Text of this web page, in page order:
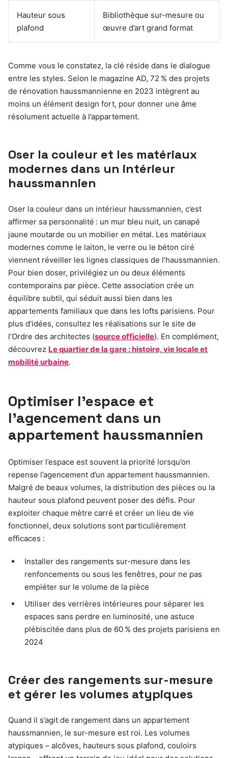
Hauteur sous
plafond
Bibliothèque sur-mesure ou
œuvre d’art grand format
Comme vous le constatez, la clé réside dans le dialogue
entre les styles. Selon le magazine AD, 72 % des projets
de rénovation haussmannienne en 2023 intègrent au
moins un élément design fort, pour donner une âme
résolument actuelle à l’appartement.
Oser la couleur et les matériaux
modernes dans un intérieur
haussmannien
Oser la couleur dans un intérieur haussmannien, c’est
affirmer sa personnalité : un mur bleu nuit, un canapé
jaune moutarde ou un mobilier en métal. Les matériaux
modernes comme le laiton, le verre ou le béton ciré
viennent réveiller les lignes classiques de l’haussmannien.
Pour bien doser, privilégiez un ou deux éléments
contemporains par pièce. Cette association crée un
équilibre subtil, qui séduit aussi bien dans les
appartements familiaux que dans les lofts parisiens. Pour
plus d’idées, consultez les réalisations sur le site de
l’Ordre des architectes (source officielle). En complément,
découvrez Le quartier de la gare : histoire, vie locale et
mobilité urbaine.
Optimiser l’espace et
l’agencement dans un
appartement haussmannien
Optimiser l’espace est souvent la priorité lorsqu’on
repense l’agencement d’un appartement haussmannien.
Malgré de beaux volumes, la distribution des pièces ou la
hauteur sous plafond peuvent poser des défis. Pour
exploiter chaque mètre carré et créer un lieu de vie
fonctionnel, deux solutions sont particulièrement
efficaces :
Installer des rangements sur-mesure dans les
renfoncements ou sous les fenêtres, pour ne pas
empiéter sur le volume de la pièce
Utiliser des verrières intérieures pour séparer les
espaces sans perdre en luminosité, une astuce
plébiscitée dans plus de 60 % des projets parisiens en
2024
Créer des rangements sur-mesure
et gérer les volumes atypiques
Quand il s’agit de rangement dans un appartement
haussmannien, le sur-mesure est roi. Les volumes
atypiques – alcôves, hauteurs sous plafond, couloirs